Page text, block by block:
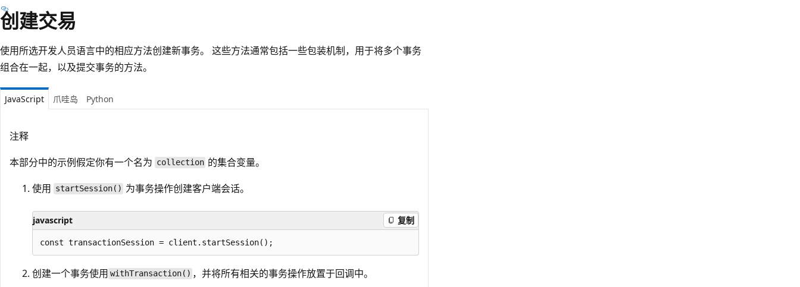
创建交易
使用所选开发人员语言中的相应方法创建新事务。 这些方法通常包括一些包装机制，用于将多个事务
组合在一起，以及提交事务的方法。
JavaScript 爪哇岛 Python
注释
本部分中的示例假定你有一个名为 collection 的集合变量。
使用 startSession() 为事务操作创建客户端会话。
javascript 复制
创建一个事务使用 withTransaction() ，并将所有相关的事务操作放置于回调中。